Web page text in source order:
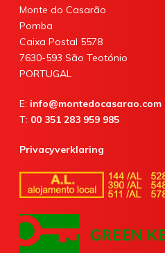
Monte do Casarão
Pomba
Caixa Postal 5578
7630-593 São Teotónio
PORTUGAL
E: info@montedocasarao.com
T: 00 351 283 959 985
Privacyverklaring